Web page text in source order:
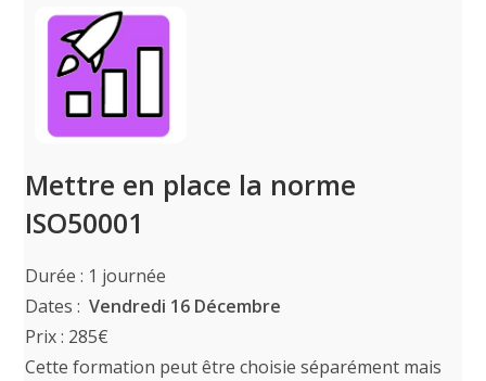
Mettre en place la norme
ISO50001
Durée : 1 journée
Dates : Vendredi 16 Décembre
Prix : 285€
Cette formation peut être choisie séparément mais